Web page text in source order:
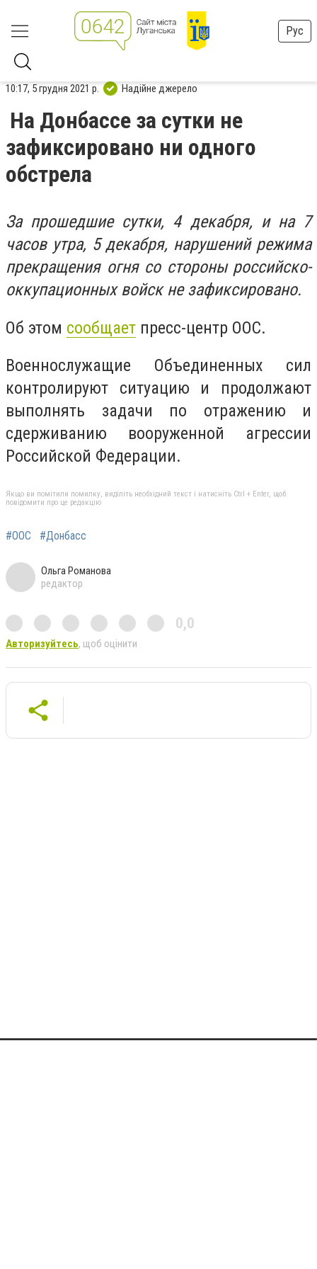
Рус
10:17, 5 грудня 2021 р. Надійне джерело
На Донбассе за сутки не
зафиксировано ни одного
обстрела
За прошедшие сутки, 4 декабря, и на 7
часов утра, 5 декабря, нарушений режима
прекращения огня со стороны российско-
оккупационных войск не зафиксировано.
Об этом сообщает пресс-центр ООС.
Военнослужащие Объединенных сил
контролируют ситуацию и продолжают
выполнять задачи по отражению и
сдерживанию вооруженной агрессии
Российской Федерации.
Якщо ви помітили помилку, виділіть необхідний текст і натисніть Ctrl + Enter, щоб
повідомити про це редакцію
#ООС #Донбасс
Ольга Романова
редактор
0,0
Авторизуйтесь, щоб оцінити